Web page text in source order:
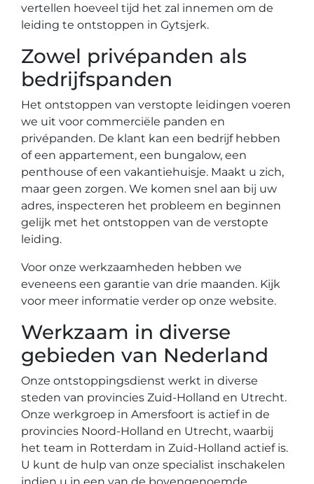
vertellen hoeveel tijd het zal innemen om de
leiding te ontstoppen in Gytsjerk.
Zowel privépanden als
bedrijfspanden
Het ontstoppen van verstopte leidingen voeren
we uit voor commerciële panden en
privépanden. De klant kan een bedrijf hebben
of een appartement, een bungalow, een
penthouse of een vakantiehuisje. Maakt u zich,
maar geen zorgen. We komen snel aan bij uw
adres, inspecteren het probleem en beginnen
gelijk met het ontstoppen van de verstopte
leiding.
Voor onze werkzaamheden hebben we
eveneens een garantie van drie maanden. Kijk
voor meer informatie verder op onze website.
Werkzaam in diverse
gebieden van Nederland
Onze ontstoppingsdienst werkt in diverse
steden van provincies Zuid-Holland en Utrecht.
Onze werkgroep in Amersfoort is actief in de
provincies Noord-Holland en Utrecht, waarbij
het team in Rotterdam in Zuid-Holland actief is.
U kunt de hulp van onze specialist inschakelen